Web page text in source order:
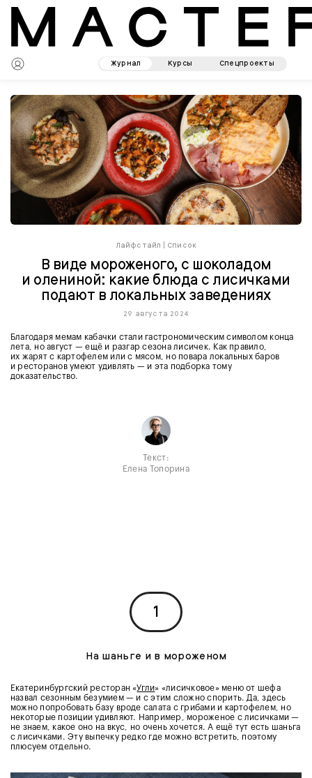
Журнал Курсы Спецпроекты
Лайфстайл Список
В виде мороженого, с шоколадом
и олениной: какие блюда с лисичками
подают в локальных заведениях
29 августа 2024
Благодаря мемам кабачки стали гастрономическим символом конца
лета, но август — ещё и разгар сезона лисичек. Как правило,
их жарят с картофелем или с мясом, но повара локальных баров
и ресторанов умеют удивлять — и эта подборка тому
доказательство.
Текст:
Елена Топорина
1
На шаньге и в мороженом
Екатеринбургский ресторан «Угли» «лисичковое» меню от шефа
назвал сезонным безумием — и с этим сложно спорить. Да, здесь
можно попробовать базу вроде салата с грибами и картофелем, но
некоторые позиции удивляют. Например, мороженое с лисичками —
не знаем, какое оно на вкус, но очень хочется. А ещё тут есть шаньга
с лисичками. Эту выпечку редко где можно встретить, поэтому
плюсуем отдельно.